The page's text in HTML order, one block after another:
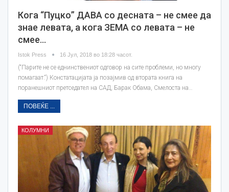
Кога “Пуцко” ДАВА со десната – не смее да
знае левата, а кога ЗЕМА со левата – не
смее…
Istok Press 16 Јул, 2018 во 18:28 часот.
(“Парите не се еднинствениот одговор на сите проблеми, но многу
помагаат.“) Констатацијата ја позајмив од втората книга на
поранешниот претседател на САД, Барак Обама, Смелоста на…
ПОВЕЌЕ ...
КОЛУМНИ